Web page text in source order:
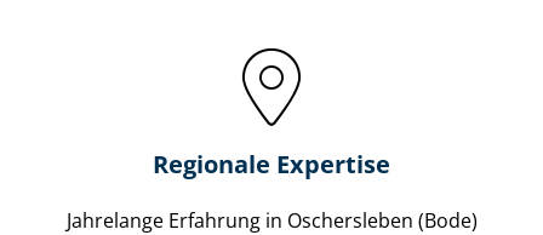
Regionale Expertise
Jahrelange Erfahrung in Oschersleben (Bode)